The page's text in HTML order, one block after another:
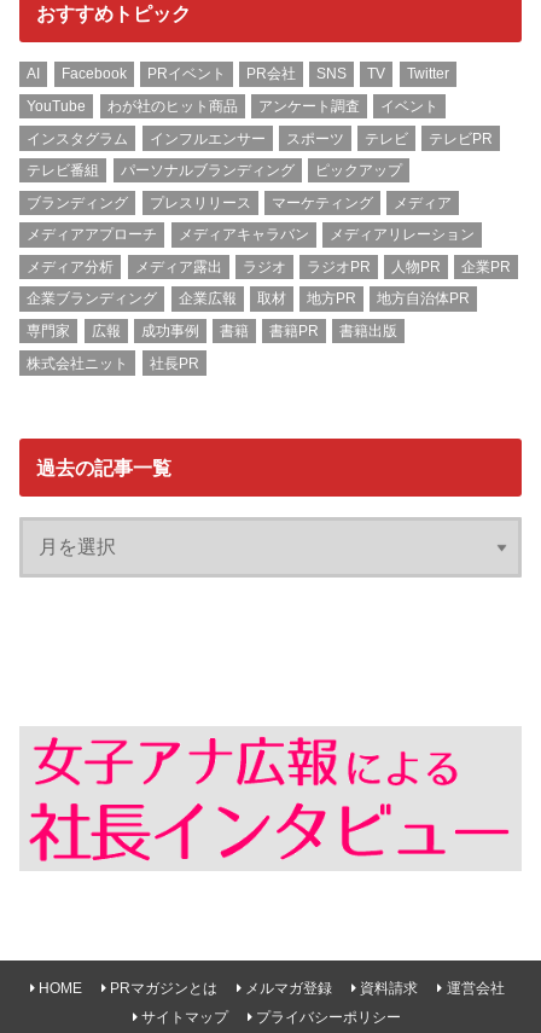
おすすめトピック
AI Facebook PRイベント PR会社 SNS TV
Twitter
YouTube
わが社のヒット商品 アンケート調査
イベント
インスタグラム
インフルエンサー スポーツ テレビ
テレビPR
テレビ番組
パーソナルブランディング
ピックアップ
ブランディング
プレスリリース マーケティング
メディア
メディアアプローチ
メディアキャラバン
メディアリレーション
メディア分析
メディア露出 ラジオ ラジオPR 人物PR
企業PR
企業ブランディング
企業広報 取材 地方PR
地方自治体PR
専門家
広報 成功事例 書籍 書籍PR
書籍出版
株式会社ニット
社長PR
過去の記事一覧
HOME PRマガジンとは メルマガ登録 資料請求
運営会社
サイトマップ
プライバシーポリシー